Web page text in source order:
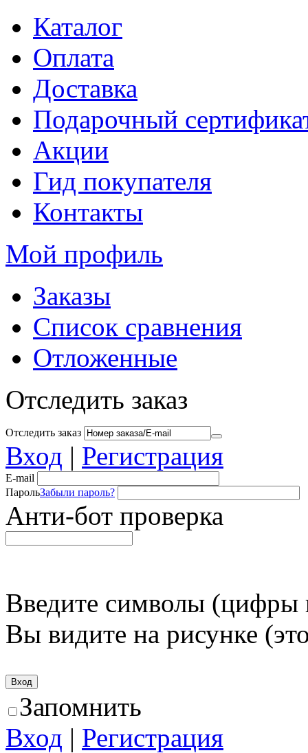
Каталог
Оплата
Доставка
Подарочный
Акции
Гид покупателя
Контакты
Мой профиль
Заказы
Список сравнения
Отложенные
Отследить заказ
Отследить заказ
Вход | Регистрация
E-mail
ПарольЗабыли пароль?
Анти-бот проверка
Введите символы (цифры
Вы видите на рисунке
Запомнить
Вход | Регистрация